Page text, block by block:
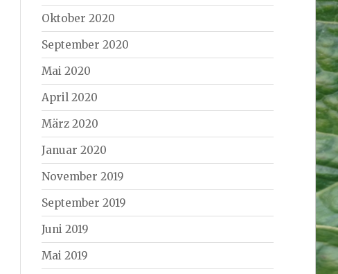
Oktober 2020
September 2020
Mai 2020
April 2020
März 2020
Januar 2020
November 2019
September 2019
Juni 2019
Mai 2019